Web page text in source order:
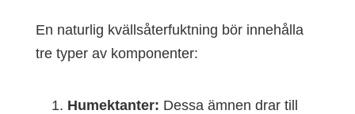
En naturlig kvällsåterfuktning bör innehålla
tre typer av komponenter:
Humektanter: Dessa ämnen drar till